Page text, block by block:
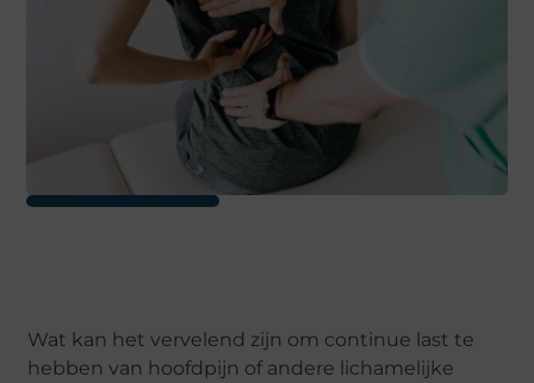
Wat kan het vervelend zijn om continue last te
hebben van hoofdpijn of andere lichamelijke